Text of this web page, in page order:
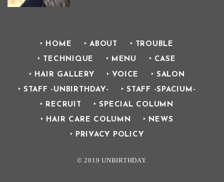
HOME ABOUT TROUBLE
TECHNIQUE MENU CASE
HAIR GALLERY VOICE SALON
STAFF -UNBIRTHDAY- STAFF -SPACIUM-
RECRUIT SPECIAL COLUMN
HAIR CARE COLUMN NEWS
PRIVACY POLICY
© 2019 UNBIRTHDAY.